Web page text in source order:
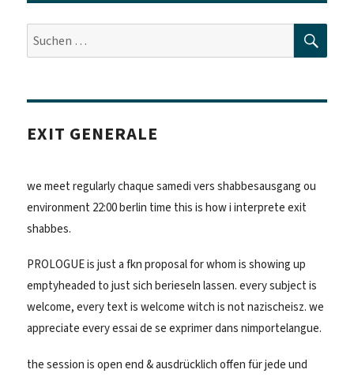
Suche
nach:
EXIT GENERALE
we meet regularly chaque samedi vers shabbesausgang ou
environment 22:00 berlin time this is how i interprete exit
shabbes.
PROLOGUE is just a fkn proposal for whom is showing up
emptyheaded to just sich berieseln lassen. every subject is
welcome, every text is welcome witch is not nazischeisz. we
appreciate every essai de se exprimer dans nimportelangue.
the session is open end & ausdrücklich offen für jede und